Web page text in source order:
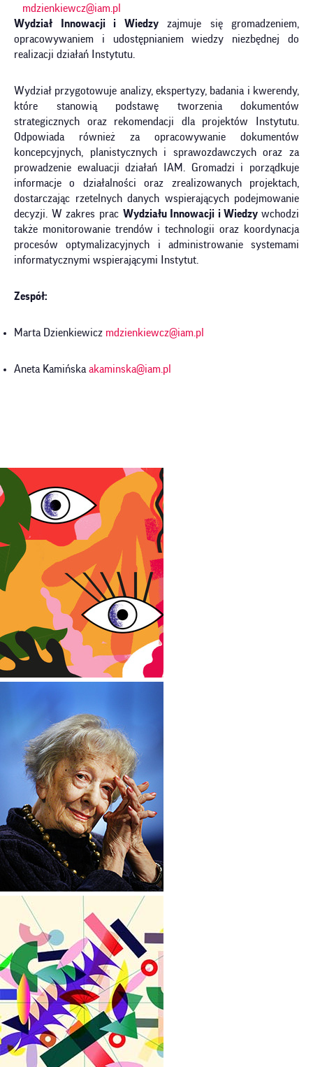
mdzienkiewcz@iam.pl
Wydział Innowacji i Wiedzyzajmuje się gromadzeniem,
opracowywaniem i udostępnianiem wiedzy niezbędnej do
realizacji działań Instytutu.
Wydział przygotowuje analizy, ekspertyzy, badania i kwerendy,
które stanowią podstawę tworzenia dokumentów
strategicznych oraz rekomendacji dla projektów Instytutu.
Odpowiada również za opracowywanie dokumentów
koncepcyjnych, planistycznych i sprawozdawczych oraz za
prowadzenie ewaluacji działań IAM. Gromadzi i porządkuje
informacje o działalności oraz zrealizowanych projektach,
dostarczając rzetelnych danych wspierających podejmowanie
decyzji. W zakres prac Wydziału Innowacji i Wiedzy wchodzi
także monitorowanie trendów i technologii oraz koordynacja
procesów optymalizacyjnych i administrowanie systemami
informatycznymi wspierającymi Instytut.
Zespół:
Marta Dzienkiewicz mdzienkiewcz@iam.pl
Aneta Kamińska akaminska@iam.pl